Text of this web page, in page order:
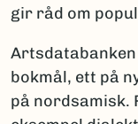
gir råd om
bokmål, ett på
på nordsamisk.